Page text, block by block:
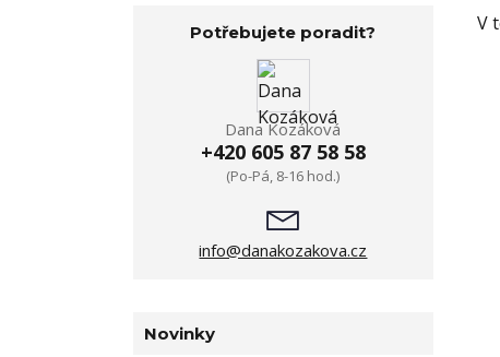
V
Potřebujete poradit?
Dana Kozáková
+420 605 87 58 58
(Po-Pá, 8-16 hod.)
info@danakozakova.cz
Novinky